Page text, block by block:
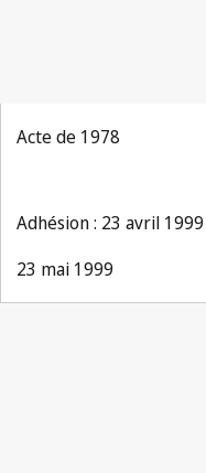
Acte de 1978
Adhésion : 23 avril 1999
23 mai 1999